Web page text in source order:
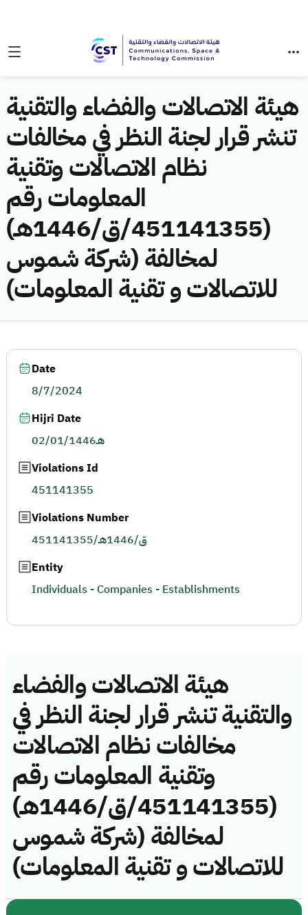
هيئة الاتصالات والفضاء والتقنية
تنشر قرار لجنة النظر في مخالفات
نظام الاتصالات وتقنية
المعلومات رقم
(451141355/ق/1446هـ)
لمخالفة (شركة شموس
للاتصالات و تقنية المعلومات)
هيئة الاتصالات والفضاء
والتقنية تنشر قرار لجنة النظر في
مخالفات نظام الاتصالات
وتقنية المعلومات رقم
(451141355/ق/1446هـ)
لمخالفة (شركة شموس
للاتصالات و تقنية المعلومات)
Date
8/7/2024
Hijri Date
02/01/1446هـ
Violations Id
451141355
Violations Number
451141355/ق/1446هـ
Entity
Individuals - Companies - Establishments